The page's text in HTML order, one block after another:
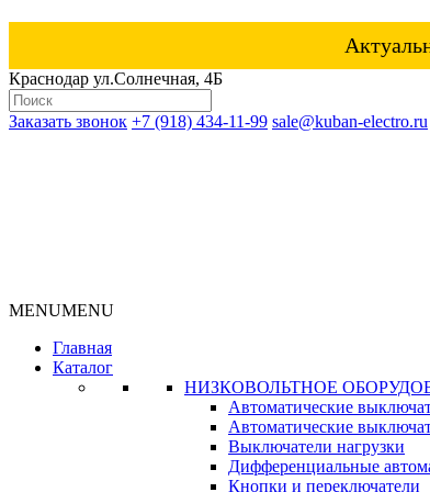
Краснодар ул.Солнечная, 4Б
Заказать звонок +7 (918) 434-11-99 sale@kuban-electro.ru
MENUMENU
Главная
Каталог
НИЗКОВОЛЬТНОЕ
Автоматические
Автоматические
Выключатели нагрузки
Дифференциальные
Кнопки и переключатели